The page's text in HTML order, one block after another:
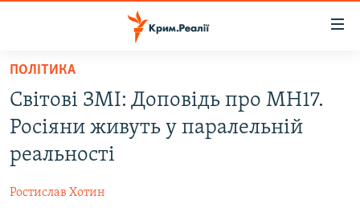
Перейти
основного
матеріалу
до
основної
ВІДЕО ТА ФОТО
БЛОГИ
ПОЛІТИКА
Світові ЗМІ: Доповідь про МН17.
Росіяни живуть у паралельній
реальності
Ростислав Хотин